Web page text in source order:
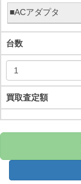
■ACアダプタ
台数
買取査定額